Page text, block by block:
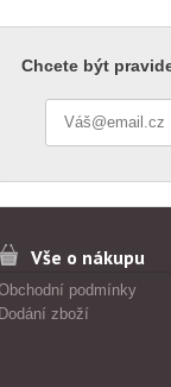
Chcete být
Vše o nákupu
podmínky
Dodání zboží